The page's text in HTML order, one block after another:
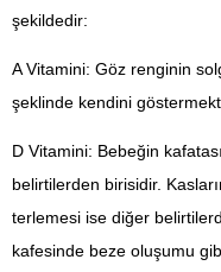
şekildedir:
A Vitamini: Göz renginin
şeklinde kendini
D Vitamini: Bebeğin
belirtilerden birisidir.
terlemesi ise diğer
kafesinde beze oluşumu